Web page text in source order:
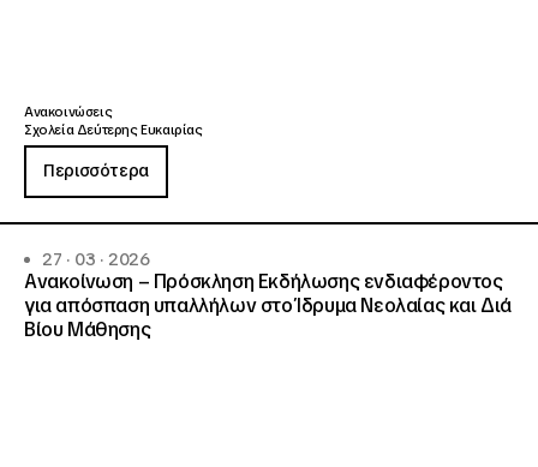
Ανακοινώσεις
Σχολεία Δεύτερης Ευκαιρίας
Περισσότερα
27 · 03 · 2026
Ανακοίνωση – Πρόσκληση Εκδήλωσης ενδιαφέροντος
για απόσπαση υπαλλήλων στο Ίδρυμα Νεολαίας και Διά
Βίου Μάθησης